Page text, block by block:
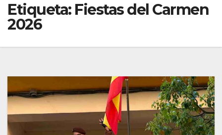
Etiqueta: Fiestas del Carmen
2026